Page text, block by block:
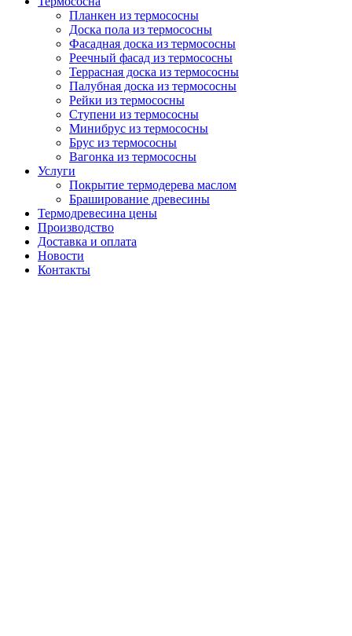
Планкен из термососны
Доска пола из термососны
Фасадная доска из термососны
Реечный фасад из термососны
Террасная доска из термососны
Палубная доска из термососны
Рейки из термососны
Ступени из термососны
Минибрус из термососны
Брус из термососны
Вагонка из термососны
Услуги
Покрытие термодерева маслом
Браширование древесины
Термодревесина цены
Производство
Доставка и оплата
Новости
Контакты